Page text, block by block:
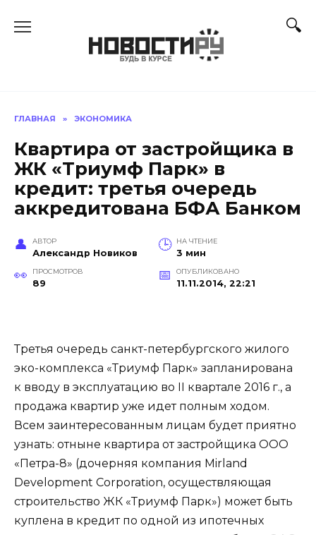
ГЛАВНАЯ » ЭКОНОМИКА
Квартира от застройщика в
ЖК «Триумф Парк» в
кредит: третья очередь
аккредитована БФА Банком
АВТОР
Александр Новиков
НА ЧТЕНИЕ
3 мин
ПРОСМОТРОВ
89
ОПУБЛИКОВАНО
11.11.2014, 22:21
Третья очередь санкт-петербургского жилого
эко-комплекса «Триумф Парк» запланирована
к вводу в эксплуатацию во II квартале 2016 г., а
продажа квартир уже идет полным ходом.
Всем заинтересованным лицам будет приятно
узнать: отныне квартира от застройщика ООО
«Петра-8» (дочерняя компания Mirland
Development Corporation, осуществляющая
строительство ЖК «Триумф Парк») может быть
куплена в кредит по одной из ипотечных